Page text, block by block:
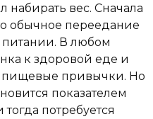
набирать вес. Сначала
обычное переедание
В любом
к здоровой еде и
пищевые привычки. Но
показателем
потребуется